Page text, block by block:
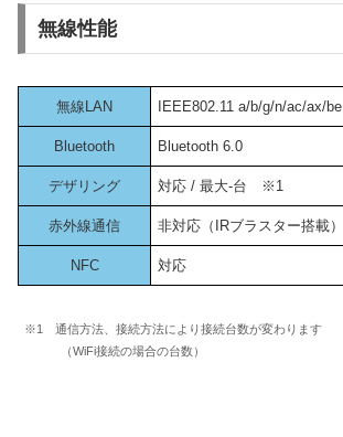
無線性能
無線LAN IEEE802.11 a/b/g/n/ac/ax/be
Bluetooth Bluetooth 6.0
デザリング 対応 / 最大-台 ※1
赤外線通信 非対応（IRブラスター搭載）
NFC 対応
※1 通信方法、接続方法により接続台数が変わります
（WiFi接続の場合の台数）